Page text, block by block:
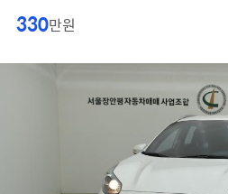
330만원